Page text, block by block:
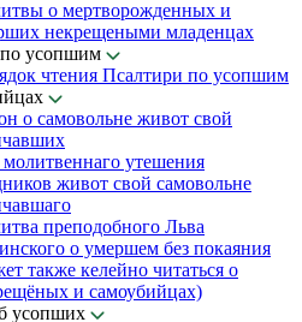
о мертворожденных и
некрещеными младенцах
усопшим
чтения Псалтири по усопшим
о самовольне живот свой
утешения
живот свой самовольне
преподобного Льва
о умершем без покаяния
также келейно читаться о
и самоубийцах)
усопших